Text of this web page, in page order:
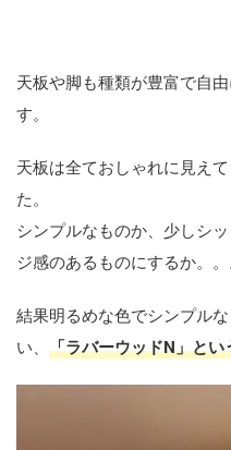
天板や脚も種類が豊富で自
す。
天板は全ておしゃれに見え
た。
シンプルなものか、少しシ
ジ感のあるものにするか。。
結果明るめな色でシンプル
い、 「ラバーウッドN」とい